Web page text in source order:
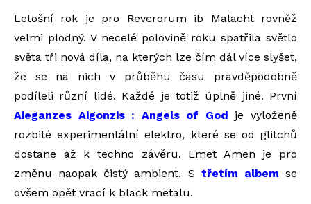
Letošní rok je pro Reverorum ib Malacht rovněž
velmi plodný. V necelé polovině roku spatřila světlo
světa tři nová díla, na kterých lze čím dál více slyšet,
že se na nich v průběhu času pravděpodobně
podíleli různí lidé. Každé je totiž úplně jiné. První
Aieganzes Aigonzis : Angels of God je vyloženě
rozbité experimentální elektro, které se od glitchů
dostane až k techno závěru. Emet Amen je pro
změnu naopak čistý ambient. S třetím albem se
ovšem opět vrací k black metalu.